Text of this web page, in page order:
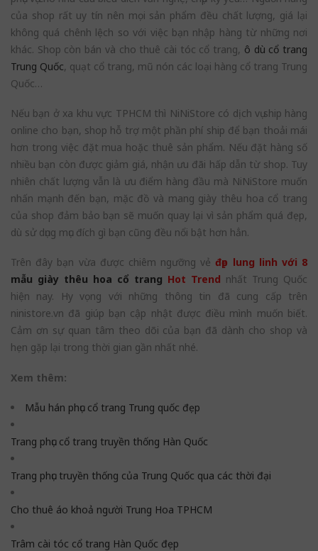
của shop rất uy tín nên mọi sản phẩm đều chất lượng, giá lại
không quá chênh lệch so với việc bạn nhập hàng từ những nơi
khác. Shop còn bán và cho thuê cài tóc cổ trang, ô dù cổ trang
Trung Quốc, quạt cổ trang, mũ nón các loại hàng cổ trang Trung
Quốc…
Nếu bạn ở xa khu vực TPHCM thì NiNiStore có dịch vụ ship hàng
online cho bạn, shop hỗ trợ một phần phí ship để bạn thoải mái
hơn trong việc đặt mua hoặc thuê sản phẩm. Nếu đặt hàng số
nhiều bạn còn được giảm giá, nhận ưu đãi hấp dẫn từ shop. Tuy
nhiên chất lượng vẫn là ưu điểm hàng đầu mà NiNiStore muốn
nhấn mạnh đến bạn, mặc đồ và mang giày thêu hoa cổ trang
của shop đảm bảo bạn sẽ muốn quay lại vì sản phẩm quá đẹp,
dù sử dụng mục đích gì bạn cũng đều nổi bật hơn hẳn.
Trên đây bạn vừa được chiêm ngưỡng vẻđẹp lung linh với 8
mẫu giày thêu hoa cổ trang Hot Trend nhất Trung Quốc
hiện nay. Hy vọng với những thông tin đã cung cấp trên
ninistore.vn đã giúp bạn cập nhật được điều mình muốn biết.
Cảm ơn sự quan tâm theo dõi của bạn đã dành cho shop và
hẹn gặp lại trong thời gian gần nhất nhé.
Xem thêm:
Mẫu hán phục cổ trang Trung quốc đẹp
Trang phục cổ trang truyền thống Hàn Quốc
Trang phục truyền thống của Trung Quốc qua các thời đại
Cho thuê áo khoả người Trung Hoa TPHCM
Trâm cài tóc cổ trang Hàn Quốc đẹp